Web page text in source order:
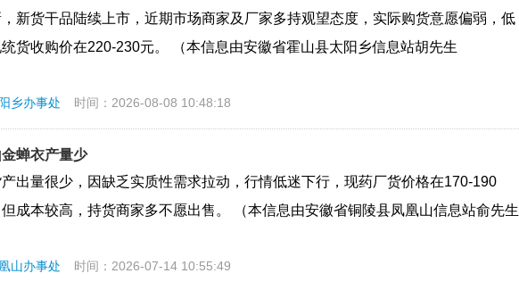
新货干品陆续上市，近期市场商家及厂家多持观望态度，实际购货意愿偏弱，低
货收购价在220-230元。 （本信息由安徽省霍山县太阳乡信息站胡先生
乡办事处 时间：2026-08-08 10:48:18
蝉衣产量少
出量很少，因缺乏实质性需求拉动，行情低迷下行，现药厂货价格在170-190
成本较高，持货商家多不愿出售。 （本信息由安徽省铜陵县凤凰山信息站俞先生
山办事处 时间：2026-07-14 10:55:49